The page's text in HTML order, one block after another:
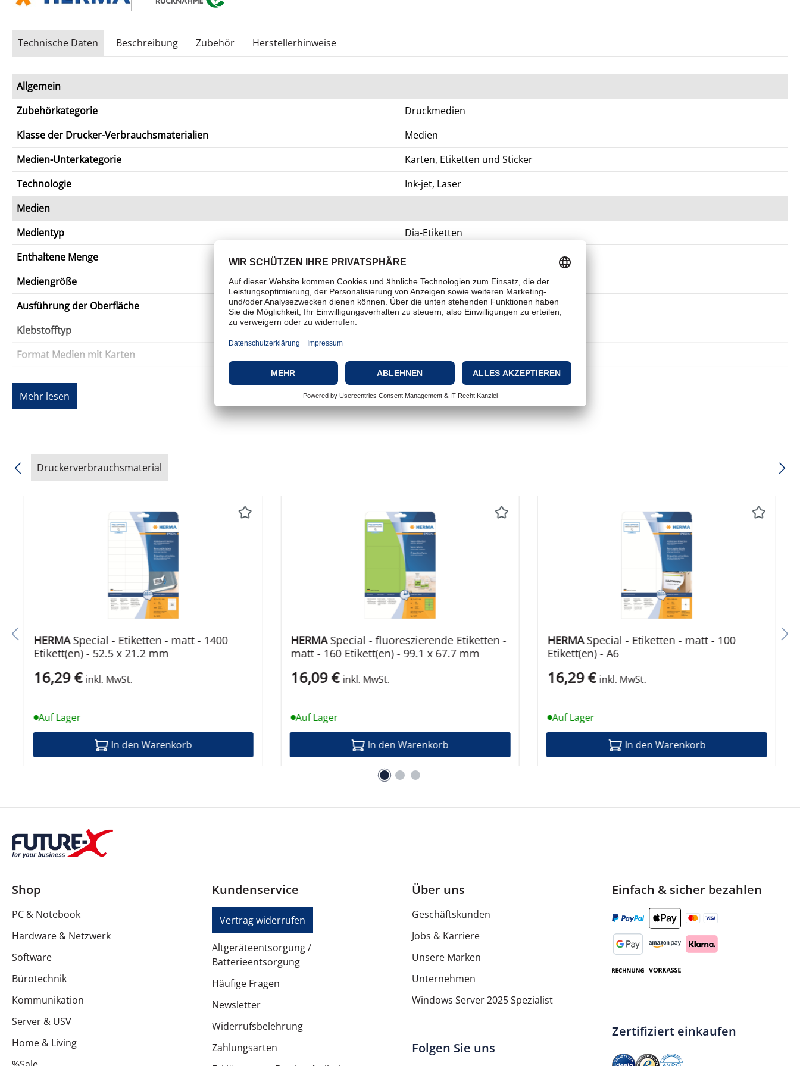
Technische Daten Beschreibung Zubehör Herstellerhinweise
Allgemein
Zubehörkategorie
Druckmedien
Klasse der Drucker-Verbrauchsmaterialien
Medien
Medien-Unterkategorie
Karten, Etiketten und Sticker
Technologie
Ink-jet, Laser
Medien
Medientyp
Dia-Etiketten
Enthaltene Menge
3200 Etikett(en)
Mediengröße
43.2 x 8.5 mm
Ausführung der Oberfläche
Matt
Klebstofftyp
Format Medien mit Karten
25 Bogen
Anz. Karten/Etiketten pro Blatt/Rolle
128
Merkmale
Verschiedenes
Weiß
Papier
100 %
ISO 9001:2008
PEFC-zertifiziert
Ja
Mehr lesen
Druckerverbrauchsmaterial
HERMASpecial - Etiketten - matt - 1400
Etikett(en) - 52.5 x 21.2 mm
16,29 € inkl. MwSt.
Auf Lager
In den Warenkorb
HERMASpecial - fluoreszierende Etiketten -
matt - 160 Etikett(en) - 99.1 x 67.7 mm
16,09 € inkl. MwSt.
Auf Lager
In den Warenkorb
HERMASpecial - Etiketten - matt - 100
Etikett(en) - A6
16,29 € inkl. MwSt.
Auf Lager
In den Warenkorb
Shop
PC & Notebook
Hardware & Netzwerk
Software
Bürotechnik
Kommunikation
Server & USV
Home & Living
Kundenservice
Vertrag widerrufen
Altgeräteentsorgung /
Batterieentsorgung
Häufige Fragen
Newsletter
Widerrufsbelehrung
Zahlungsarten
Über uns
Geschäftskunden
Jobs & Karriere
Unsere Marken
Unternehmen
Windows Server 2025 Spezialist
Folgen Sie uns
Einfach & sicher bezahlen
Zertifiziert einkaufen